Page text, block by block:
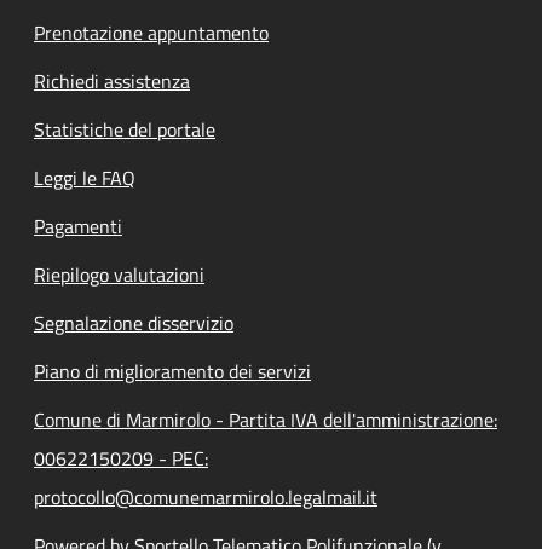
Prenotazione appuntamento
Richiedi assistenza
Statistiche del portale
Leggi le FAQ
Pagamenti
Riepilogo valutazioni
Segnalazione disservizio
Piano di miglioramento dei servizi
Comune di Marmirolo - Partita IVA dell'amministrazione:
00622150209 - PEC:
protocollo@comunemarmirolo.legalmail.it